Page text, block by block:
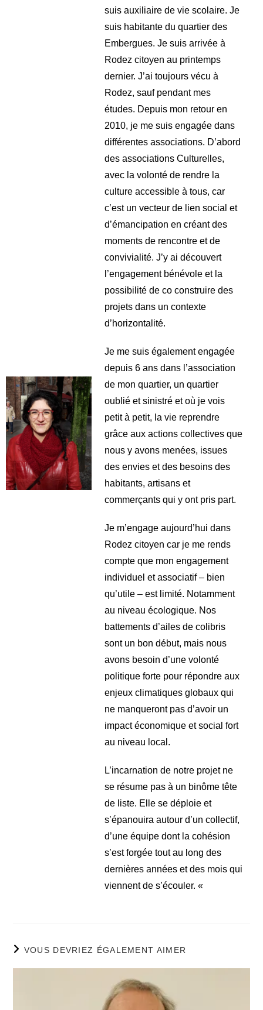
suis auxiliaire de vie scolaire. Je
suis habitante du quartier des
Embergues. Je suis arrivée à
Rodez citoyen au printemps
dernier. J’ai toujours vécu à
Rodez, sauf pendant mes
études. Depuis mon retour en
2010, je me suis engagée dans
différentes associations. D’abord
des associations Culturelles,
avec la volonté de rendre la
culture accessible à tous, car
c’est un vecteur de lien social et
d’émancipation en créant des
moments de rencontre et de
convivialité. J’y ai découvert
l’engagement bénévole et la
possibilité de co construire des
projets dans un contexte
d’horizontalité.
Je me suis également engagée
depuis 6 ans dans l’association
de mon quartier, un quartier
oublié et sinistré et où je vois
petit à petit, la vie reprendre
grâce aux actions collectives que
nous y avons menées, issues
des envies et des besoins des
habitants, artisans et
commerçants qui y ont pris part.
Je m’engage aujourd’hui dans
Rodez citoyen car je me rends
compte que mon engagement
individuel et associatif – bien
qu’utile – est limité. Notamment
au niveau écologique. Nos
battements d’ailes de colibris
sont un bon début, mais nous
avons besoin d’une volonté
politique forte pour répondre aux
enjeux climatiques globaux qui
ne manqueront pas d’avoir un
impact économique et social fort
au niveau local.
L’incarnation de notre projet ne
se résume pas à un binôme tête
de liste. Elle se déploie et
s’épanouira autour d’un collectif,
d’une équipe dont la cohésion
s’est forgée tout au long des
dernières années et des mois qui
viennent de s’écouler. «
VOUS DEVRIEZ ÉGALEMENT AIMER